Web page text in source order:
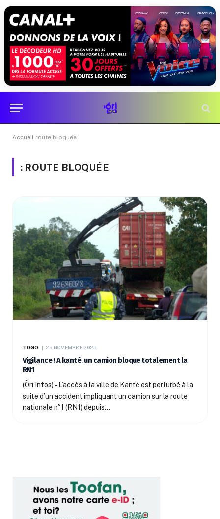
Accueil route bloquée
: ROUTE BLOQUÉE
TOGO 25 NOVEMBRE 2025
Vigilance ! A kanté, un camion bloque totalement la
RN1
(Öri Infos) – L’accès à la ville de Kanté est perturbé à la
suite d’un accident impliquant un camion sur la route
nationale n°1 (RN1) depuis…